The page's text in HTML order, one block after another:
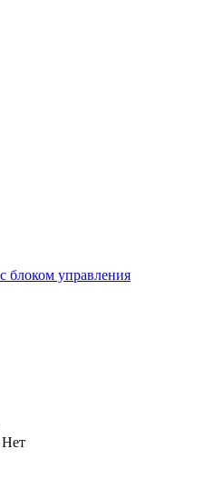
блоком управления
Нет